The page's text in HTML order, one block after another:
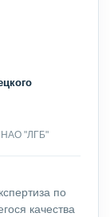
"ЛГБ"
по
качества